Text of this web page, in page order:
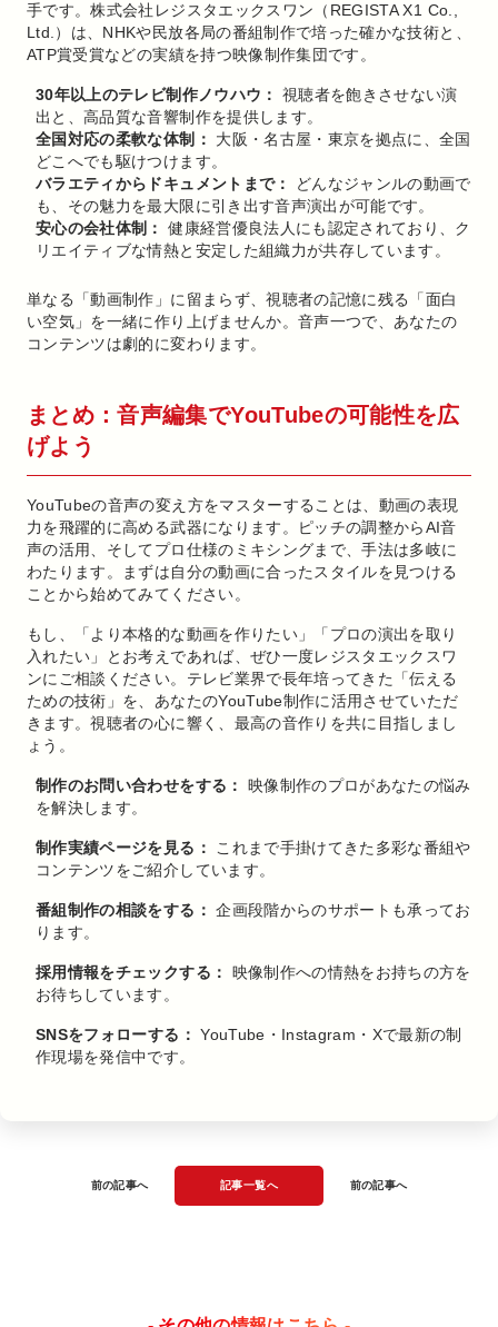
手です。株式会社レジスタエックスワン（REGISTA X1 Co.,
Ltd.）は、NHKや民放各局の番組制作で培った確かな技術と、
ATP賞受賞などの実績を持つ映像制作集団です。
30年以上のテレビ制作ノウハウ：
視聴者を飽きさせない演
出と、高品質な音響制作を提供します。
全国対応の柔軟な体制：
大阪・名古屋・東京を拠点に、全国
どこへでも駆けつけます。
バラエティからドキュメントまで：
どんなジャンルの動画で
も、その魅力を最大限に引き出す音声演出が可能です。
安心の会社体制：
健康経営優良法人にも認定されており、ク
リエイティブな情熱と安定した組織力が共存しています。
単なる「動画制作」に留まらず、視聴者の記憶に残る「面白
い空気」を一緒に作り上げませんか。音声一つで、あなたの
コンテンツは劇的に変わります。
まとめ：音声編集でYouTubeの可能性を広
げよう
YouTubeの音声の変え方をマスターすることは、動画の表現
力を飛躍的に高める武器になります。ピッチの調整からAI音
声の活用、そしてプロ仕様のミキシングまで、手法は多岐に
わたります。まずは自分の動画に合ったスタイルを見つける
ことから始めてみてください。
もし、「より本格的な動画を作りたい」「プロの演出を取り
入れたい」とお考えであれば、ぜひ一度レジスタエックスワ
ンにご相談ください。テレビ業界で長年培ってきた「伝える
ための技術」を、あなたのYouTube制作に活用させていただ
きます。視聴者の心に響く、最高の音作りを共に目指しまし
ょう。
制作のお問い合わせをする：
映像制作のプロがあなたの悩み
を解決します。
制作実績ページを見る：
これまで手掛けてきた多彩な番組や
コンテンツをご紹介しています。
番組制作の相談をする： 企画段階からのサポートも承ってお
ります。
採用情報をチェックする：
映像制作への情熱をお持ちの方を
お待ちしています。
SNSをフォローする： YouTube・Instagram・Xで最新の制
作現場を発信中です。
前の記事へ 記事一覧へ 前の記事へ